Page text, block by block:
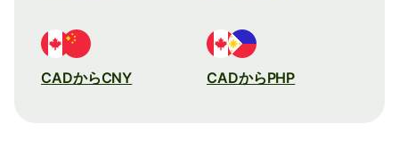
CADからCNY CADからPHP